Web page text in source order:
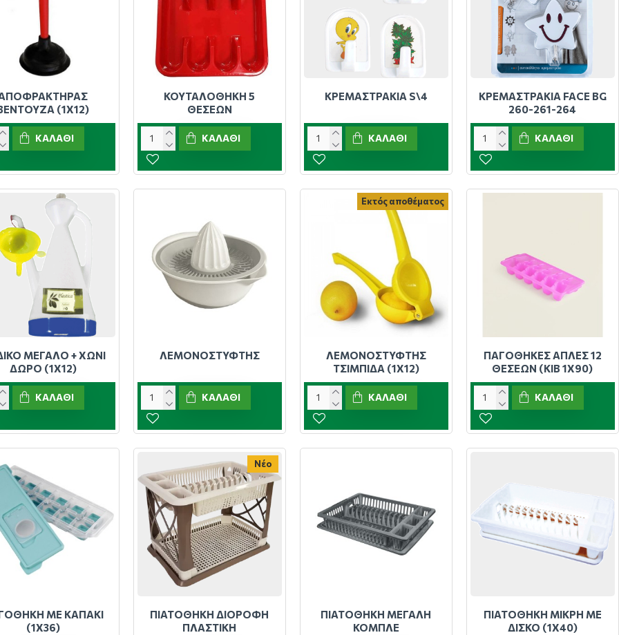
(1Χ12)
ΚΑΛΆΘΙ
ΚΟΥΤΑΛΟΘΗΚΗ 5
ΘΕΣΕΩΝ
ΚΑΛΆΘΙ
ΚΡΕΜΑΣΤΡΑΚΙΑ S\4
ΚΑΛΆΘΙ
ΚΡΕΜΑΣΤΡΑΚΙΑ FACE BG
260-261-264
ΚΑΛΆΘΙ
ΜΕΓΑΛΟ + ΧΩΝΙ
ΔΩΡΟ (1Χ12)
ΚΑΛΆΘΙ
ΛΕΜΟΝΟΣΤΥΦΤΗΣ
ΚΑΛΆΘΙ
Εκτός αποθέματος
ΛΕΜΟΝΟΣΤΥΦΤΗΣ
ΤΣΙΜΠΙΔΑ (1Χ12)
ΚΑΛΆΘΙ
ΠΑΓΟΘΗΚΕΣ ΑΠΛΕΣ 12
ΘΕΣΕΩΝ (ΚΙΒ 1Χ90)
ΚΑΛΆΘΙ
ΜΕ ΚΑΠΑΚΙ
(1Χ36)
Νέο
ΠΙΑΤΟΘΗΚΗ ΔΙΟΡΟΦΗ
ΠΛΑΣΤΙΚΗ
ΠΙΑΤΟΘΗΚΗ ΜΕΓΑΛΗ
ΚΟΜΠΛΕ
ΠΙΑΤΟΘΗΚΗ ΜΙΚΡΗ ΜΕ
ΔΙΣΚΟ (1Χ40)